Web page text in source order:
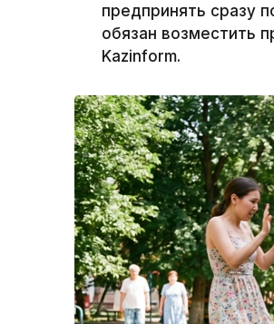
предпринять сразу
обязан возместить
Kazinform.